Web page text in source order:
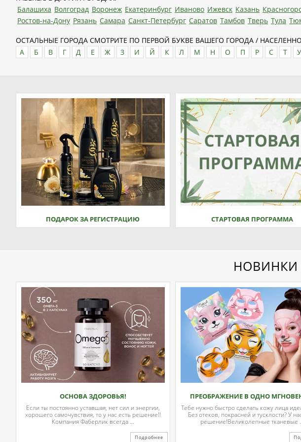
Балашиха Волгоград Воронеж Екатеринбург Иваново Ижевск Казань
Ростов-на-Дону Рязань Самара Санкт-Петербург Саратов Тамбов Тверь Тула
ОСТАЛЬНЫЕ ГОРОДА СМОТРИТЕ ПО ПЕРВОЙ БУКВЕ ВАШЕГО ГОРОДА /
А
Б В Г Д Е Ж З И Й К Л М Н О П Р С Т У
ПОДАРОК ЗА РЕГИСТРАЦИЮ СТАРТОВАЯ ПРОГРАММА
НОВИНКИ
ОСНОВА ЗДОРОВЬЯ!
Если ты постоянно уставшая, нет сил и энергии,
хорошего самочувствия, то у нас есть решение!!
Компания Фаберлик всегда ...
Подробнее
ПРЕОБРАЖЕНИЕ В ОДНО
Тебе нужно быстро сделать кожу лица
Без отеков, покрасней и тусклости? У
решение!Великолепные тканевые